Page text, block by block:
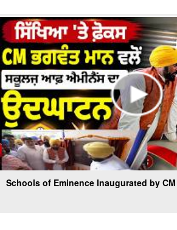
Schools of Eminence Inaugurated by